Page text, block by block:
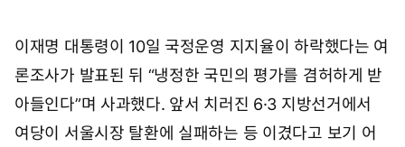
이재명 대통령이 10일 국정운영 지지율이 하락했다는 여
론조사가 발표된 뒤 “냉정한 국민의 평가를 겸허하게 받
아들인다”며 사과했다. 앞서 치러진 6·3 지방선거에서
여당이 서울시장 탈환에 실패하는 등 이겼다고 보기 어